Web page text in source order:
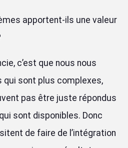
apportent-ils une valeur
c’est que nous nous
sont plus complexes,
pas être juste répondus
sont disponibles. Donc
de faire de l’intégration